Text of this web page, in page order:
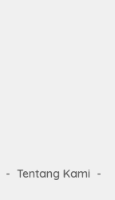
Tentang Kami